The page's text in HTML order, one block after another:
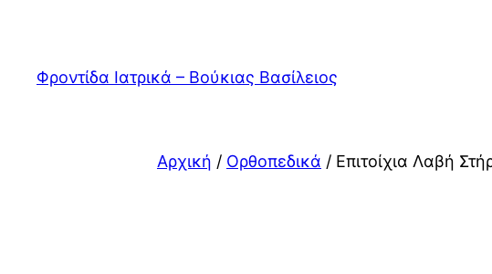
περιεχόμενο
Φροντίδα Ιατρικά – Βούκιας Βασίλειος
Αρχική / Ορθοπεδικά / Επιτοίχια Λαβή